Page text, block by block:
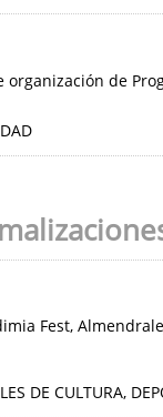
de
Fest,
DE CULTURA,